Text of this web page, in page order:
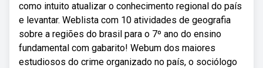
como intuito atualizar o conhecimento regional do país
e levantar. Weblista com 10 atividades de geografia
sobre a regiões do brasil para o 7º ano do ensino
fundamental com gabarito! Webum dos maiores
estudiosos do crime organizado no país, o sociólogo